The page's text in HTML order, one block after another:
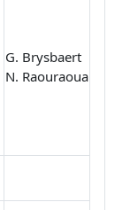
G. Brysbaert
N. Raouraoua